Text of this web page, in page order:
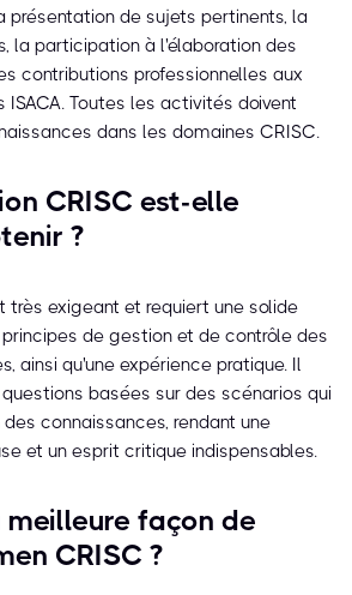
présentation de sujets pertinents, la
la participation à l'élaboration des
contributions professionnelles aux
Toutes les activités doivent
dans les domaines CRISC.
CRISC est-elle
?
très exigeant et requiert une solide
de gestion et de contrôle des
ainsi qu'une expérience pratique. Il
basées sur des scénarios qui
connaissances, rendant une
et un esprit critique indispensables.
meilleure façon de
CRISC ?